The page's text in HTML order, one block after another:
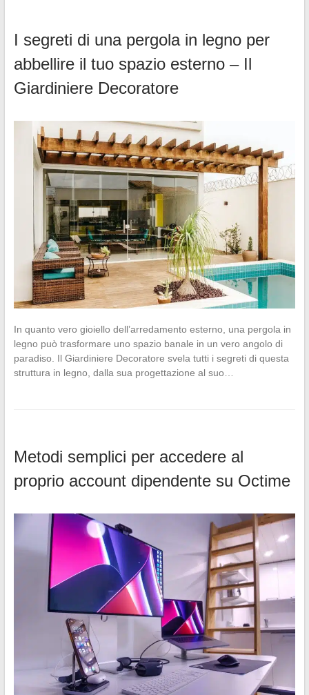
I segreti di una pergola in legno per
abbellire il tuo spazio esterno – Il
Giardiniere Decoratore
In quanto vero gioiello dell’arredamento esterno, una pergola in
legno può trasformare uno spazio banale in un vero angolo di
paradiso. Il Giardiniere Decoratore svela tutti i segreti di questa
struttura in legno, dalla sua progettazione al suo…
Metodi semplici per accedere al
proprio account dipendente su Octime